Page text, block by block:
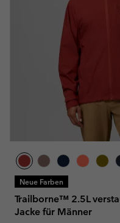
Neue Farben
Trailborne™ 2.5L
Jacke für Männer